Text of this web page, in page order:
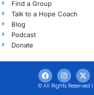
Find a Group
Talk to a Hope Coach
Blog
Podcast
Donate
© All Rights Reserved